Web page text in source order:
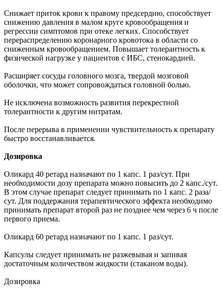
Снижает приток крови к правому предсердию, способствует
снижению давления в малом круге кровообращения и
регрессии симптомов при отеке легких. Способствует
перераспределению коронарного кровотока в области со
сниженным кровообращением. Повышает толерантность к
физической нагрузке у пациентов с ИБС, стенокардией.
Расширяет сосуды головного мозга, твердой мозговой
оболочки, что может сопровождаться головной болью.
Не исключена возможность развития перекрестной
толерантности к другим нитратам.
После перерыва в применении чувствительность к препарату
быстро восстанавливается.
Дозировка
Оликард 40 ретард назначают по 1 капс. 1 раз/сут. При
необходимости дозу препарата можно повысить до 2 капс./сут.
В этом случае препарат следует принимать по 1 капс. 2 раза/
сут. Для поддержания терапевтического эффекта необходимо
принимать препарат второй раз не позднее чем через 6 ч после
первого приема.
Оликард 60 ретард назначают по 1 капс. 1 раз/сут.
Капсулы следует принимать не разжевывая и запивая
достаточным количеством жидкости (стаканом воды).
Дозировка